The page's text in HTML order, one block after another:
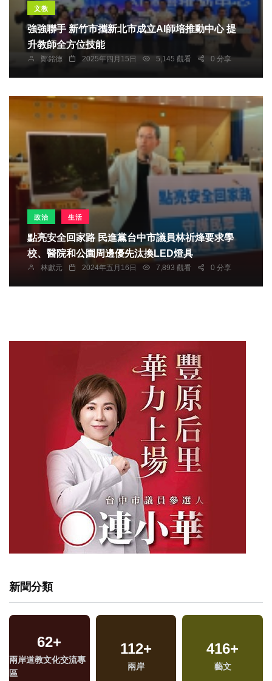
文教
強強聯手 新竹市攜新北市成立AI師培推動中心 提
升教師全方位技能
鄭銘德 2025年四月15日 5,145 觀看 0 分享
政治 生活
點亮安全回家路 民進黨台中市議員林祈烽要求學
校、醫院和公園周邊優先汰換LED燈具
林獻元 2024年五月16日 7,893 觀看 0 分享
新聞分類
62+
兩岸道教文化交流專
區
112+
兩岸
416+
藝文
1798
政治
671+
旅遊
3+
福建林公信俗文化專